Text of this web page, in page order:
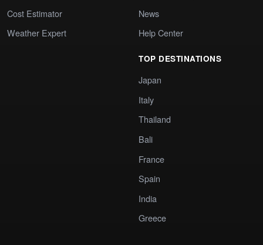
Cost Estimator
Weather Expert
News
Help Center
TOP DESTINATIONS
Japan
Italy
Thailand
Bali
France
Spain
India
Greece